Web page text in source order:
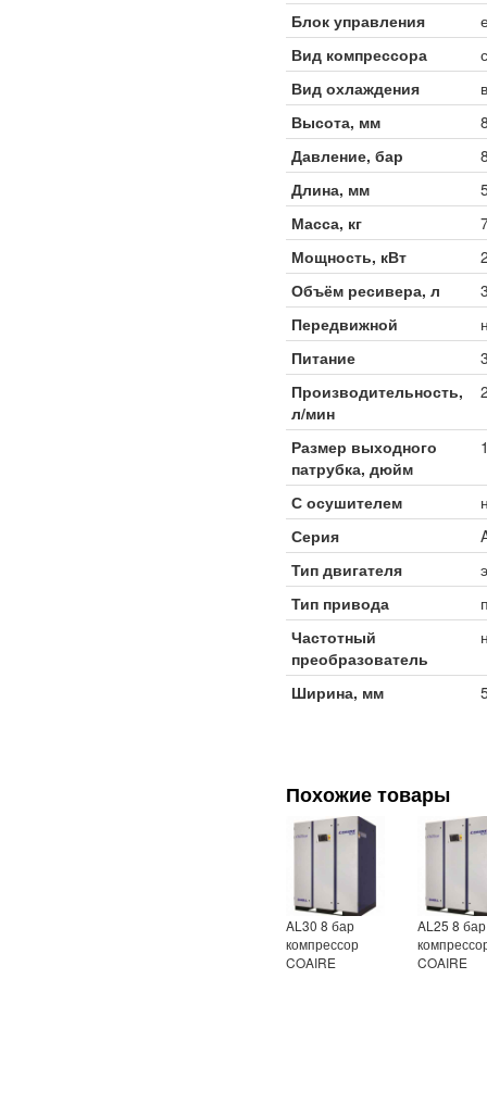
Блок управления
Вид компрессора
Вид охлаждения
Высота, мм
Давление, бар
Длина, мм
Масса, кг
Мощность, кВт
Объём ресивера, л
Передвижной
Питание
Производительность,
л/мин
Размер выходного
патрубка, дюйм
С осушителем
Серия
Тип двигателя
Тип привода
Частотный
преобразователь
Ширина, мм
Похожие товары
AL30 8 бар
компрессор
COAIRE
AL25 8 бар
COAIRE